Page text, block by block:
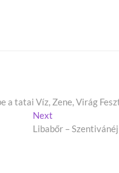
a tatai Víz, Zene, Virág
Next
e
Libabőr –